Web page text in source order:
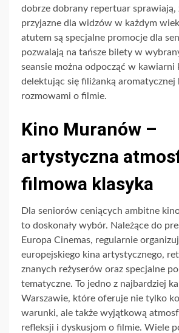
dobrze dobrany repertuar sprawiają,
przyjazne dla widzów w każdym
atutem są specjalne promocje dla
pozwalają na tańsze bilety w
seansie można odpocząć w kawiarni
delektując się filiżanką aromatycznej
rozmowami o filmie.
Kino Muranów –
artystyczna
filmowa klasyka
Dla seniorów ceniących ambitne
to doskonały wybór. Należące do
Europa Cinemas, regularnie
europejskiego kina artystycznego,
znanych reżyserów oraz specjalne
tematyczne. To jedno z najbardziej
Warszawie, które oferuje nie tylko
warunki, ale także wyjątkową
refleksji i dyskusjom o filmie. Wiele